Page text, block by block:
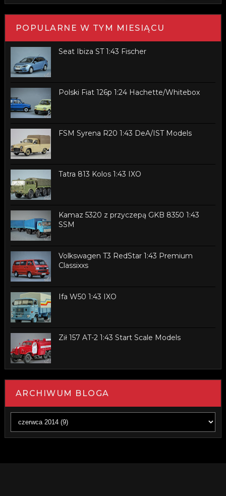
POPULARNE W TYM MIESIĄCU
Seat Ibiza ST 1:43 Fischer
Polski Fiat 126p 1:24 Hachette/Whitebox
FSM Syrena R20 1:43 DeA/IST Models
Tatra 813 Kolos 1:43 IXO
Kamaz 5320 z przyczepą GKB 8350 1:43
SSM
Volkswagen T3 RedStar 1:43 Premium
Classixxs
Ifa W50 1:43 IXO
Ził 157 AT-2 1:43 Start Scale Models
ARCHIWUM BLOGA